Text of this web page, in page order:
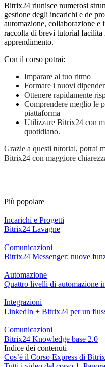
Bitrix24 riunisce numerosi
gestione degli incarichi e de
automazione, collaborazione e
raccolta di brevi tutorial facilita
apprendimento.
Con il corso potrai:
Imparare al tuo ritmo
Formare i nuovi
Ottenere rapidamente
Comprendere meglio le
piattaforma
Utilizzare Bitrix24 con
quotidiano.
Grazie a questi tutorial, potrai
Bitrix24 con maggiore
Più popolare
Incarichi e Progetti
Bitrix24 Lavagne
Comunicazioni
Bitrix24 Messenger: nuove
Automazione
Quattro livelli di automazione
Integrazioni
LinkedIn + Bitrix24 per un
Comunicazioni
Bitrix24 Knowledge base 2.0
Indice dei contenuti
Cos’è il Corso Express di